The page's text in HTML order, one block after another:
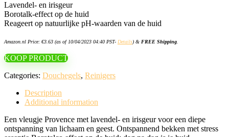
Lavendel- en irisgeur
Borotalk-effect op de huid
Reageert op natuurlijke pH-waarden van de huid
Amazon.nl Price: €3.63 (as of 10/04/2023 04:40 PST- Details) & FREE Shipping
KOOP PRODUCT
Categories: Douchegels, Reinigers
Description
Additional information
Een vleugje Provence met lavendel- en irisgeur voor een diepe
ontspanning van lichaam en geest. Ontspannend bekken met stress